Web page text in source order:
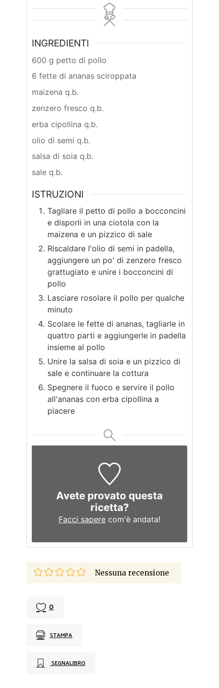
INGREDIENTI
600 g petto di pollo
6 fette di ananas sciroppata
maizena q.b.
zenzero fresco q.b.
erba cipollina q.b.
olio di semi q.b.
salsa di soia q.b.
sale q.b.
ISTRUZIONI
Tagliare il petto di pollo a bocconcini
e disporli in una ciotola con la
maizena e un pizzico di sale
Riscaldare l'olio di semi in padella,
aggiungere un po' di zenzero fresco
grattugiato e unire i bocconcini di
pollo
Lasciare rosolare il pollo per qualche
minuto
Scolare le fette di ananas, tagliarle in
quattro parti e aggiungerle in padella
insieme al pollo
Unire la salsa di soia e un pizzico di
sale e continuare la cottura
Spegnere il fuoco e servire il pollo
all'ananas con erba cipollina a
piacere
Avete provato questa
ricetta?
Facci sapere com'è andata!
Nessuna recensione
0
STAMPA
SEGNALIBRO